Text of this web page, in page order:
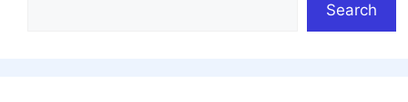
Search